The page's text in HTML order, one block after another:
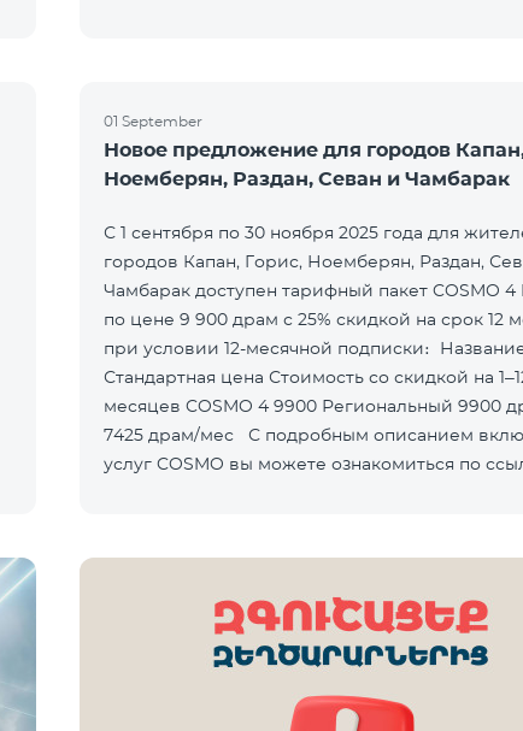
01 September
Новое предложение для городов
Ноемберян, Раздан, Севан и Чамбарак
С 1 сентября по 30 ноября 2025 года для
городов Капан, Горис, Ноемберян, Раздан,
Чамбарак доступен тарифный пакет COSMO 4
по цене 9 900 драм с 25% скидкой на срок 12
при условии 12-месячной подписки։ Название пакета
Стандартная цена Стоимость со скидкой на 1–12
месяцев COSMO 4 9900 Региональный 9900 драм/мес
7425 драм/мес С подробным описанием включённых
услуг COSMO вы можете ознакомиться по